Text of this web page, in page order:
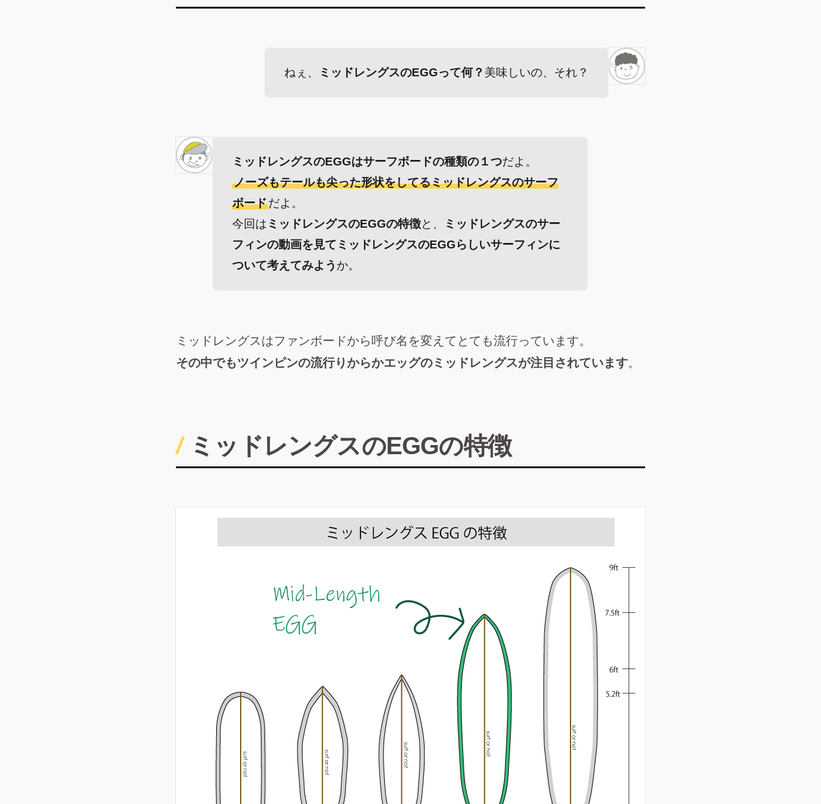
ねぇ、 ミッドレングスのEGGって何？ 美味しいの、それ？
ミッドレングスのEGGはサーフボードの種類の１つだよ。
ノーズもテールも尖った形状をしてるミッドレングスのサーフ
ボードだよ。
今回は ミッドレングスのEGGの特徴と、
ミッドレングスのサー
フィンの動画を見てミッドレングスのEGGらしいサーフィンに
ついて考えてみよう か。
ミッドレングスはファンボードから呼び名を変えてとても流行っています。
その中でもツインピンの流行りからかエッグのミッドレングスが注目されています。
ミッドレングスのEGGの特徴